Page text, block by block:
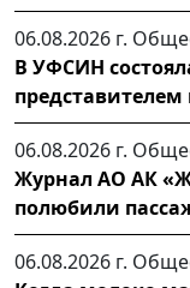
06.08.2026 г.
В УФСИН
06.08.2026 г.
Журнал АО АК
полюбили
06.08.2026 г.